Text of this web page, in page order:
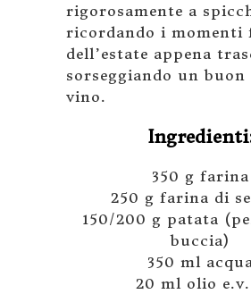
rigorosamente a
ricordando i momenti
dell’estate appena
sorseggiando un buon
vino.
350 g farina
250 g farina di
150/200 g patata
buccia)
350 ml
20 ml olio